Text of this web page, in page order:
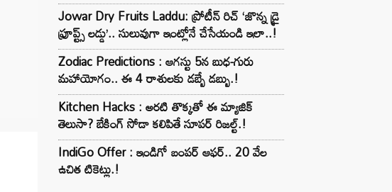
Jowar Dry Fruits Laddu: ప్రోటీన్ రిచ్ ‘జొన్న డ్రై
ఫ్రూప్ట్స్ లడ్డు’.. సులువుగా ఇంట్లోనే చేసేయండి ఇలా..!
Zodiac Predictions : ఆగస్టు 5న బుధ-గురు
మహాయోగం.. ఈ 4 రాశులకు డబ్బే డబ్బు.!
Kitchen Hacks : అరటి తొక్కతో ఈ మ్యాజిక్
తెలుసా? బేకింగ్ సోడా కలిపితే సూపర్ రిజల్ట్.!
IndiGo Offer : ఇండిగో బంపర్ ఆఫర్.. 20 వేల
ఉచిత టికెట్లు.!